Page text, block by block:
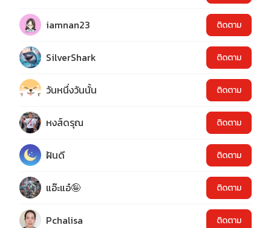
iamnan23 ติดตาม
SilverShark ติดตาม
วันหนึ่งวันนั้น ติดตาม
หงส์ดรุณ ติดตาม
ฝันดี ติดตาม
แอ๊ะแอ๋🤪 ติดตาม
Pchalisa ติดตาม